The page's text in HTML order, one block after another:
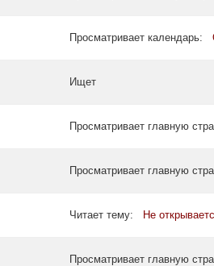
Просматривает календарь:
Ищет
Просматривает главную
Просматривает главную
Читает тему: Не
Просматривает главную